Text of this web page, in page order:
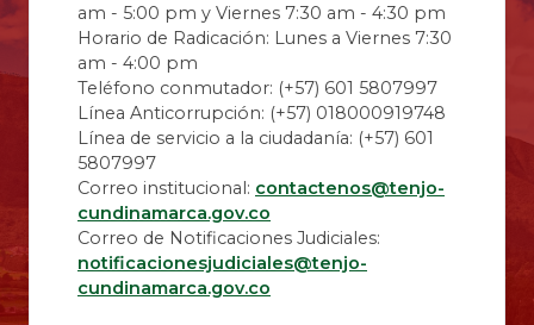
am - 5:00 pm y Viernes 7:30 am - 4:30 pm
Horario de Radicación: Lunes a Viernes 7:30
am - 4:00 pm
Teléfono conmutador: (+57) 601 5807997
Línea Anticorrupción: (+57) 018000919748
Línea de servicio a la ciudadanía: (+57) 601
5807997
Correo institucional: contactenos@tenjo-
cundinamarca.gov.co
Correo de Notificaciones Judiciales:
notificacionesjudiciales@tenjo-
cundinamarca.gov.co​